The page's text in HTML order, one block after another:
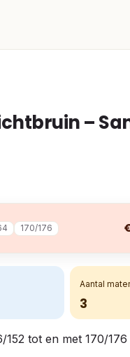
–
170/176
Aantal
3
152 tot en met 170/